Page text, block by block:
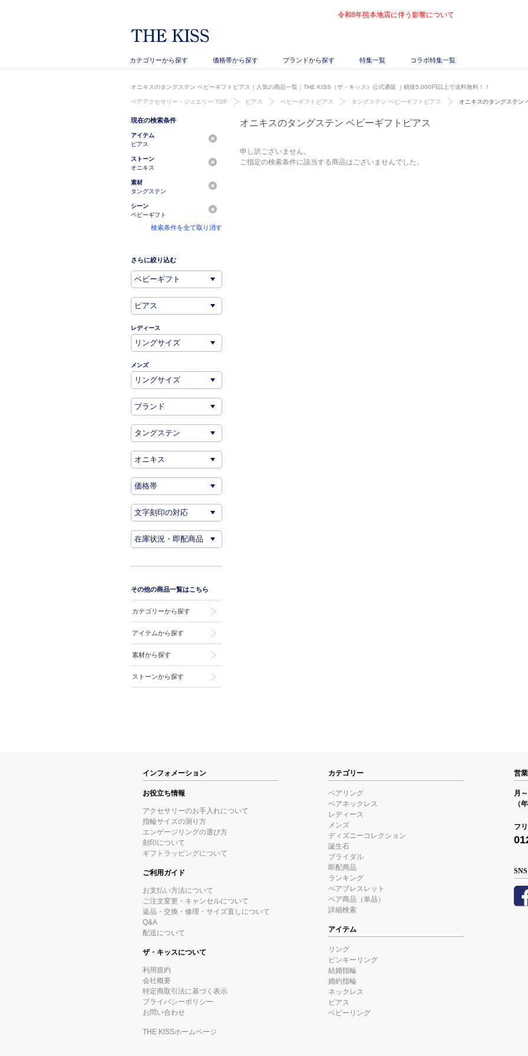
令和8年熊本地震に伴う影響について
カテゴリーから探す 価格帯から探す ブランドから探す 特集一覧 コラボ特集一覧
オニキスのタングステン ベビーギフトピアス｜人気の商品一覧｜THE KISS（ザ・キッス）公式通販 ｜税抜5,000円以上で送料無料！！
ペアアクセサリー・ジュエリー TOP ピアス ベビーギフトピアス タングステン ベビーギフトピアス オニキスのタングステン
オニキスのタングステン ベビーギフトピアス
申し訳ございません。
ご指定の検索条件に該当する商品はございませんでした。
現在の検索条件
アイテム
ピアス
ストーン
オニキス
素材
タングステン
シーン
ベビーギフト
検索条件を全て取り消す
さらに絞り込む
レディース
メンズ
その他の商品一覧はこちら
カテゴリーから探す
アイテムから探す
素材から探す
ストーンから探す
インフォメーション
お役立ち情報
アクセサリーのお手入れについて
指輪サイズの測り方
エンゲージリングの選び方
刻印について
ギフトラッピングについて
ご利用ガイド
お支払い方法について
ご注文変更・キャンセルについて
返品・交換・修理・サイズ直しについて
Q&A
配送について
ザ・キッスについて
利用規約
会社概要
特定商取引法に基づく表示
プライバシーポリシー
お問い合わせ
THE KISSホームページ
カテゴリー
ペアリング
ペアネックレス
レディース
メンズ
ディズニーコレクション
誕生石
ブライダル
即配商品
ランキング
ペアブレスレット
ペア商品（単品）
詳細検索
アイテム
リング
ピンキーリング
結婚指輪
婚約指輪
ネックレス
ピアス
ベビーリング
営
月
（
フ
SNS